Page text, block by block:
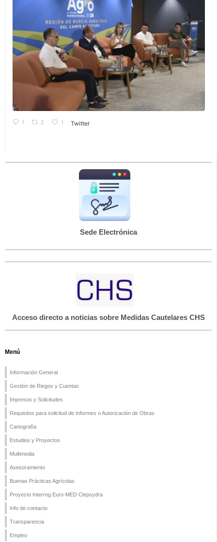
1 2 1 Twitter
Sede Electrónica
Acceso directo a noticias sobre Medidas Cautelares CHS
Menú
Información General
Gestión de Riegos y Cuentas
Impresos y Solicitudes
Requisitos para solicitud de Informes o Autorización de Obras
Cartografía
Estudios y Proyectos
Multimedia
Asesoramiento
Buenas Prácticas Agrícolas
Proyecto Interreg Euro-MED Clepsydra
Info de contacto
Transparencia
Empleo